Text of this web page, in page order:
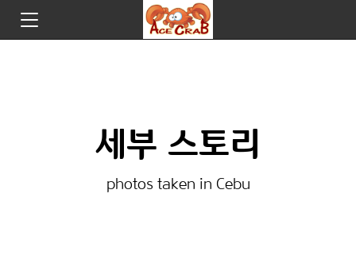
세부 스토리
photos taken in Cebu